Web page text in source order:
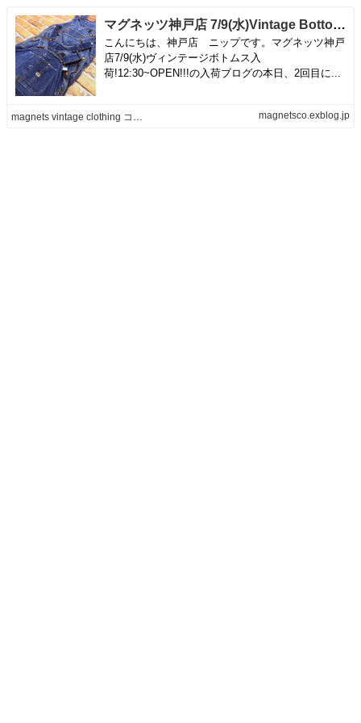
マグネッツ神戸店 7/9(水)Vintage Bottoms入荷! #5 Lee 91-SB!!! | magnets vintage clothing コダワリがある大人の為に。
こんにちは、神戸店 ニップです。マグネッツ神戸
店7/9(水)ヴィンテージボトムス入
荷!12:30~OPEN!!!の入荷ブログの本日、2回目に...
magnets vintage clothing コダワリがある大人の為に。 magnetsco.exblog.jp